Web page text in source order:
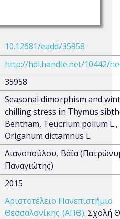
10.12681/eadd/35958
http://hdl.handle.net/10442/
35958
Seasonal dimorphism and
chilling stress in Thymus
Bentham, Teucrium polium L.,
Origanum dictamnus L.
Λιανοπούλου, Βάϊα
Παναγιώτης)
2015
Αριστοτέλειο Πανεπιστήμιο
Θεσσαλονίκης (ΑΠΘ). Σχολή